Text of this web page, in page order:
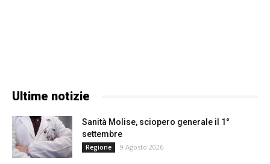
Ultime notizie
Sanità Molise, sciopero generale il 1°
settembre
Regione 9 Agosto 2026